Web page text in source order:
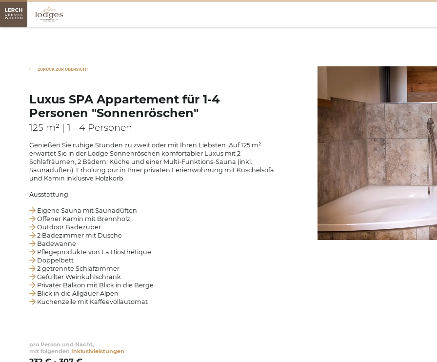
ZURÜCK ZUR ÜBERSICHT
Luxus SPA Appartement für 1-4
Personen "Sonnenröschen"
125 m² | 1 - 4 Personen
Genießen Sie ruhige Stunden zu zweit oder mit Ihren Liebsten. Auf 125 m²
erwartet Sie in der Lodge Sonnenröschen komfortabler Luxus mit 2
Schlafräumen, 2 Bädern, Küche und einer Multi-Funktions-Sauna (inkl.
Saunadüften). Erholung pur in Ihrer privaten Ferienwohnung mit Kuschelsofa
und Kamin inklusive Holzkorb.
Ausstattung:
Eigene Sauna mit Saunadüften
Offener Kamin mit Brennholz
Outdoor Badezuber
2 Badezimmer mit Dusche
Badewanne
Pflegeprodukte von La Biosthétique
Doppelbett
2 getrennte Schlafzimmer
Gefüllter Weinkühlschrank
Privater Balkon mit Blick in die Berge
Blick in die Allgäuer Alpen
Küchenzeile mit Kaffeevollautomat
pro Person und Nacht,
mit folgenden Inklusivleistungen